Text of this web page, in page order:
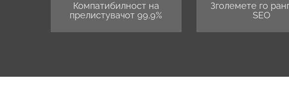
Компатибилност на
прелистувачот 99,9%
Зголемете го
SEO